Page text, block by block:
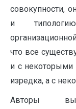
совокупности,
и
что все
и с некоторыми
изредка, а с
Авторы